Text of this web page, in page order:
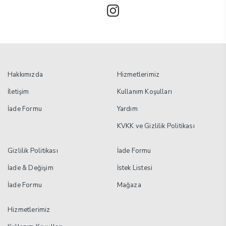
Hakkımızda
İletişim
İade Formu
Hizmetlerimiz
Kullanım Koşulları
Yardım
KVKK ve Gizlilik Politikası
Gizlilik Politikası
İade & Değişim
İade Formu
İade Formu
İstek Listesi
Mağaza
Hizmetlerimiz